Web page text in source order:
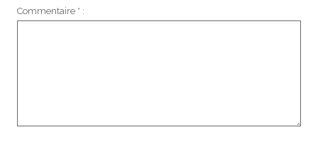
Commentaire * :